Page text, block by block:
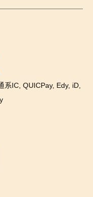
IC, QUICPay, Edy, iD,